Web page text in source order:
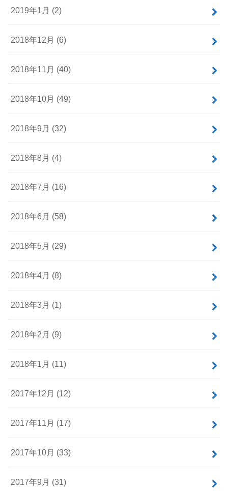
2019年1月 (2)
2018年12月 (6)
2018年11月 (40)
2018年10月 (49)
2018年9月 (32)
2018年8月 (4)
2018年7月 (16)
2018年6月 (58)
2018年5月 (29)
2018年4月 (8)
2018年3月 (1)
2018年2月 (9)
2018年1月 (11)
2017年12月 (12)
2017年11月 (17)
2017年10月 (33)
2017年9月 (31)